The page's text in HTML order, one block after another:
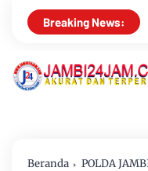
Breaking News:
Drs Sabar
Beranda POLDA